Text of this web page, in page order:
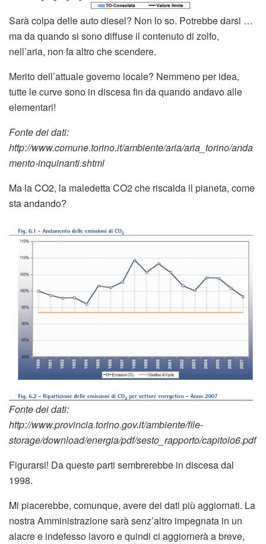
Sarà colpa delle auto diesel? Non lo so. Potrebbe darsi …
ma da quando si sono diffuse il contenuto di zolfo,
nell’aria, non fa altro che scendere.
Merito dell’attuale governo locale? Nemmeno per idea,
tutte le curve sono in discesa fin da quando andavo alle
elementari!
Fonte dei dati:
http://www.comune.torino.it/ambiente/aria/aria_torino/anda
mento-inquinanti.shtml
Ma la CO2, la maledetta CO2 che riscalda il pianeta, come
sta andando?
Fonte dei dati:
http://www.provincia.torino.gov.it/ambiente/file-
storage/download/energia/pdf/sesto_rapporto/capitolo6.pdf
Figurarsi! Da queste parti sembrerebbe in discesa dal
1998.
Mi piacerebbe, comunque, avere dei dati più aggiornati. La
nostra Amministrazione sarà senz’altro impegnata in un
alacre e indefesso lavoro e quindi ci aggiornerà a breve,